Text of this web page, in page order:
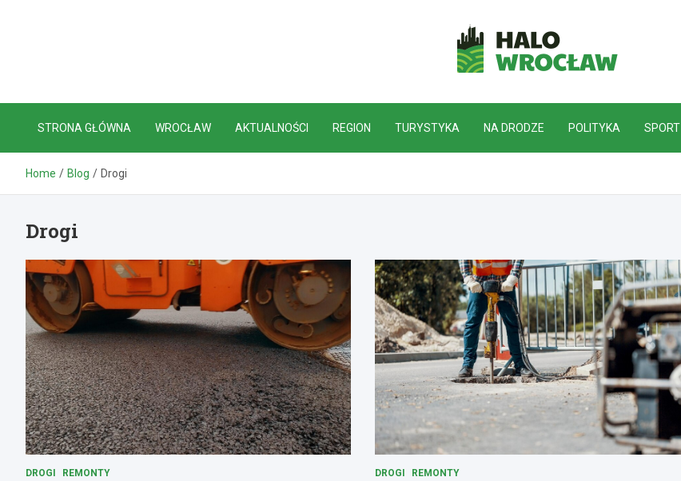
HaloWrocław.pl
STRONA GŁÓWNA WROCŁAW AKTUALNOŚCI REGION TURYSTYKA NA DRODZE POLITYKA SPORT
Home Blog Drogi
Drogi
DROGI REMONTY DROGI REMONTY